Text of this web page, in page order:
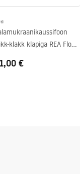
klakk klapiga REA Flow
€